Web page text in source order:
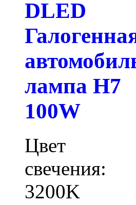
DLED
лампа H7
100W
Цвет
свечения:
3200K